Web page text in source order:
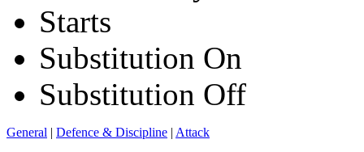
Starts
Substitution On
Substitution Off
General | Defence & Discipline | Attack